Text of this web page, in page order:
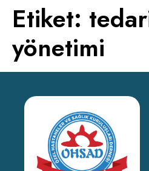
Etiket:
yönetimi